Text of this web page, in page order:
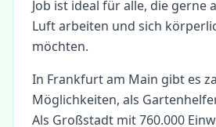
Job ist ideal für alle, die gerne
Luft arbeiten und sich
möchten.
In Frankfurt am Main gibt es
Möglichkeiten, als
Als Großstadt mit 760.000